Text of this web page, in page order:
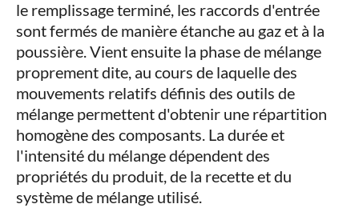
le remplissage terminé, les raccords d'entrée
sont fermés de manière étanche au gaz et à la
poussière. Vient ensuite la phase de mélange
proprement dite, au cours de laquelle des
mouvements relatifs définis des outils de
mélange permettent d'obtenir une répartition
homogène des composants. La durée et
l'intensité du mélange dépendent des
propriétés du produit, de la recette et du
système de mélange utilisé.